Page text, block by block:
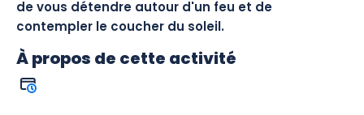
de vous détendre autour d'un feu et de
contempler le coucher du soleil.
À propos de cette activité